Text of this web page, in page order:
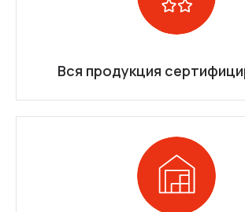
Вся продукция